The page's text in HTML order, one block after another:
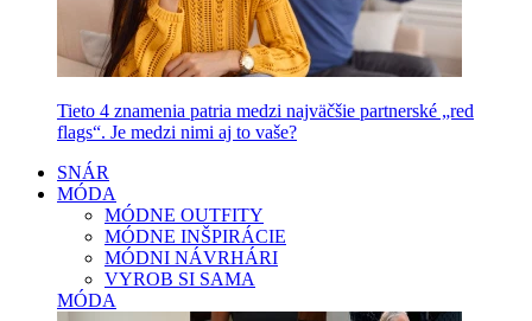
Tieto 4 znamenia patria medzi najväčšie partnerské „red
flags“. Je medzi nimi aj to vaše?
SNÁR
MÓDA
MÓDNE OUTFITY
MÓDNE INŠPIRÁCIE
MÓDNI NÁVRHÁRI
VYROB SI SAMA
MÓDA